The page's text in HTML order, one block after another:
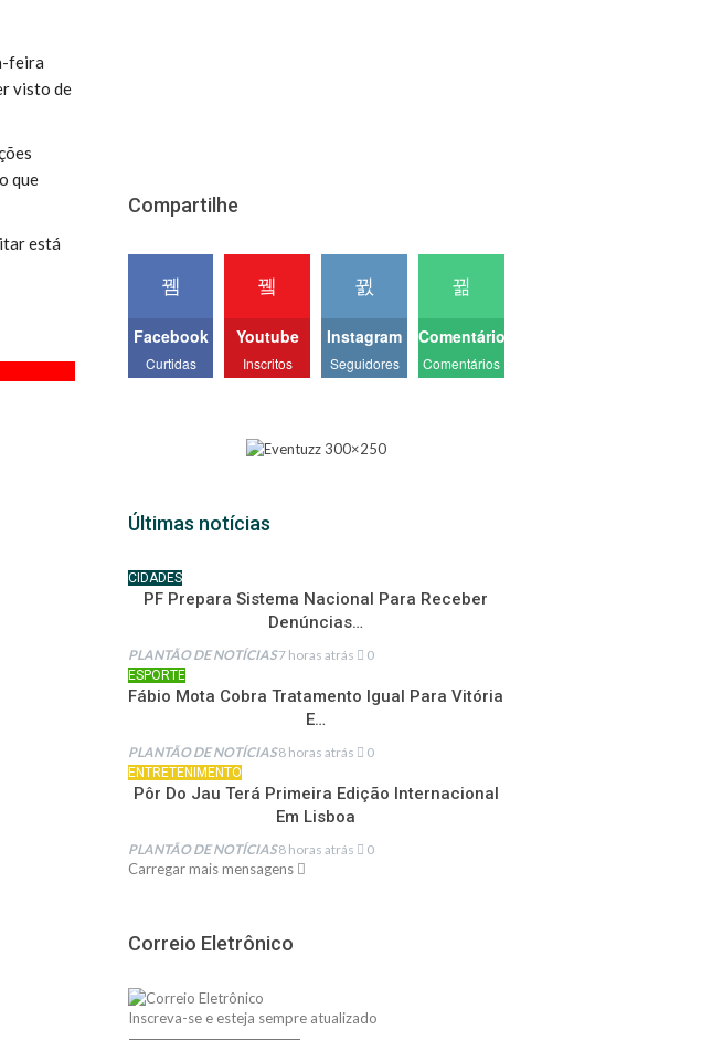
feira
visto de
que
está
Compartilhe
Facebook
Curtidas
Youtube
Inscritos
Instagram
Seguidores
Comentários
Comentários
Últimas notícias
CIDADES
PF Prepara Sistema Nacional Para Receber
Denúncias…
PLANTÃO DE NOTÍCIAS7 horas atrás 0
ESPORTE
Fábio Mota Cobra Tratamento Igual Para Vitória
E…
PLANTÃO DE NOTÍCIAS8 horas atrás 0
ENTRETENIMENTO
Pôr Do Jau Terá Primeira Edição Internacional
Em Lisboa
PLANTÃO DE NOTÍCIAS8 horas atrás 0
Carregar mais mensagens
Correio Eletrônico
Inscreva-se e esteja sempre atualizado